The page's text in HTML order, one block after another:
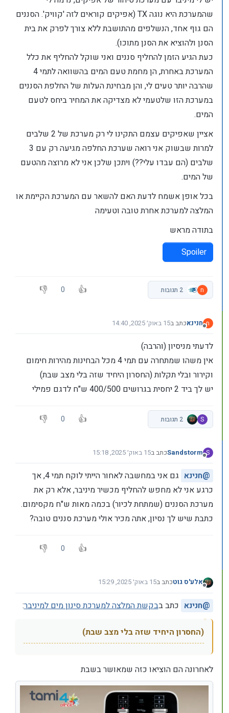
שהמערכת היא נוגה TX (אפיקים קוראים לזה 'קוויק'. הסננים
הם גוף אחד, הנשלפים מהתושבת ללא צורך לפרק את בית
הסנן ולהוציא את הסנן מתוכו).
כעת הגיע הזמן להחליף סננים ואני שוקל להחליף את כלל
המערכת באחרת, הן מחמת טעם המים בהשוואה לתמי 4
שהרבה יותר טעים לי, והן מבחינת העלות של החלפת הסננים
במערכת הזו שלטעמי לא מצדיקה את המחיר ביחס לטעם
המים.
אציין שאפיקים עצמם התקינו לי רק מערכת של 2 שלבים
למרות שבשוק אני רואה שערכת החלפה מגיעה רק עם 3
שלבים (הם עבדו עלי??) ויתכן שלכן אני לא מרוצה מהטעם
של המים.
בכל אופן אשמח לדעת האם להשאר עם המערכת הקיימת או
המלצה למערכת אחרת טובה וטעימה
בתודה מראש
Spoiler
ח 2 תגובות 0
ח
מנותק
חנינאכתב ב15 באוק׳ 2025, 14:40
נערך לאחרונה על ידי
לדעתי מניסיון (והרבה)
אין משהו שמתחרה עם תמי 4 מכל הבחינות מהירות חימום
וקירור ובלי תקלות (החסרון היחיד שזה בלי מצב שבת)
יש לך ביד 2 יחסית בגרושים 400/500 ש"ח לדגם פמילי
S 2 תגובות 0
S
מנותק
Sandstormכתב ב15 באוק׳ 2025, 15:18
נערך לאחרונה על ידי Sandstorm
@חנינא
גם אני במחשבה לאחור הייתי לוקח תמי 4, אך
כרגע אני לא מחפש להחליף מכשיר מיניבר, אלא רק את
מערכת הסננים (שמתחת לכיור) בכמה מאות ש"ח מקסימום.
כתבת שיש לך נסיון, אתה מכיר אולי מערכת סננים טובה?
0
מנותק
אלע'ס גוטכתב ב15 באוק׳ 2025, 15:29
נערך לאחרונה על ידי
@חנינא כתב בבקשת המלצה למערכת סינון מים למיניבר:
(החסרון היחיד שזה בלי מצב שבת)
לאחרונה הם הוציאו כזה שמאושר בשבת